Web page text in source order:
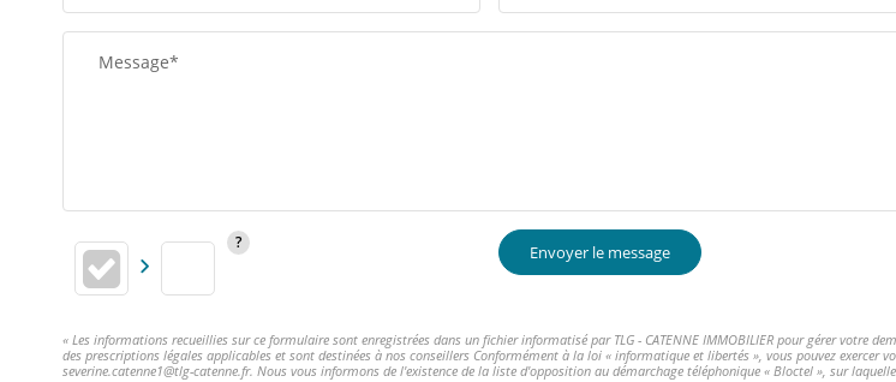
Message*
Envoyer le message
« Les informations recueillies sur ce formulaire sont enregistrées dans un fichier informatisé par TLG - CATENNE IMMOBILIER pour gérer votre
des prescriptions légales applicables et sont destinées à nos conseillers Conformément à la loi « informatique et libertés », vous pouvez exercer
severine.catenne1@tlg-catenne.fr. Nous vous informons de l'existence de la liste d'opposition au démarchage téléphonique « Bloctel », sur